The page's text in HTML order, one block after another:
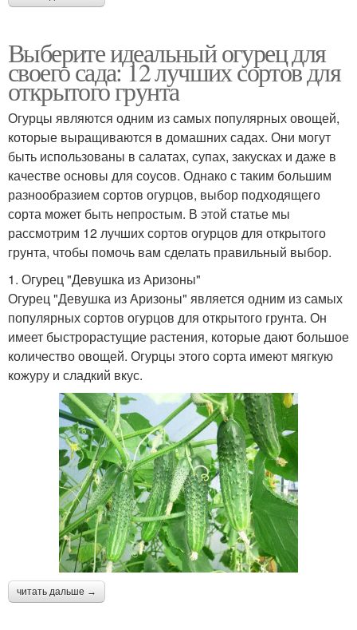
Выберите идеальный огурец для
своего сада: 12 лучших сортов для
открытого грунта
Огурцы являются одним из самых популярных овощей,
которые выращиваются в домашних садах. Они могут
быть использованы в салатах, супах, закусках и даже в
качестве основы для соусов. Однако с таким большим
разнообразием сортов огурцов, выбор подходящего
сорта может быть непростым. В этой статье мы
рассмотрим 12 лучших сортов огурцов для открытого
грунта, чтобы помочь вам сделать правильный выбор.
1. Огурец "Девушка из Аризоны"
Огурец "Девушка из Аризоны" является одним из самых
популярных сортов огурцов для открытого грунта. Он
имеет быстрорастущие растения, которые дают большое
количество овощей. Огурцы этого сорта имеют мягкую
кожуру и сладкий вкус.
читать дальше →